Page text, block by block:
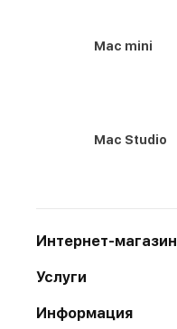
Mac mini
Mac Studio
Интернет-магазин
Услуги
Информация